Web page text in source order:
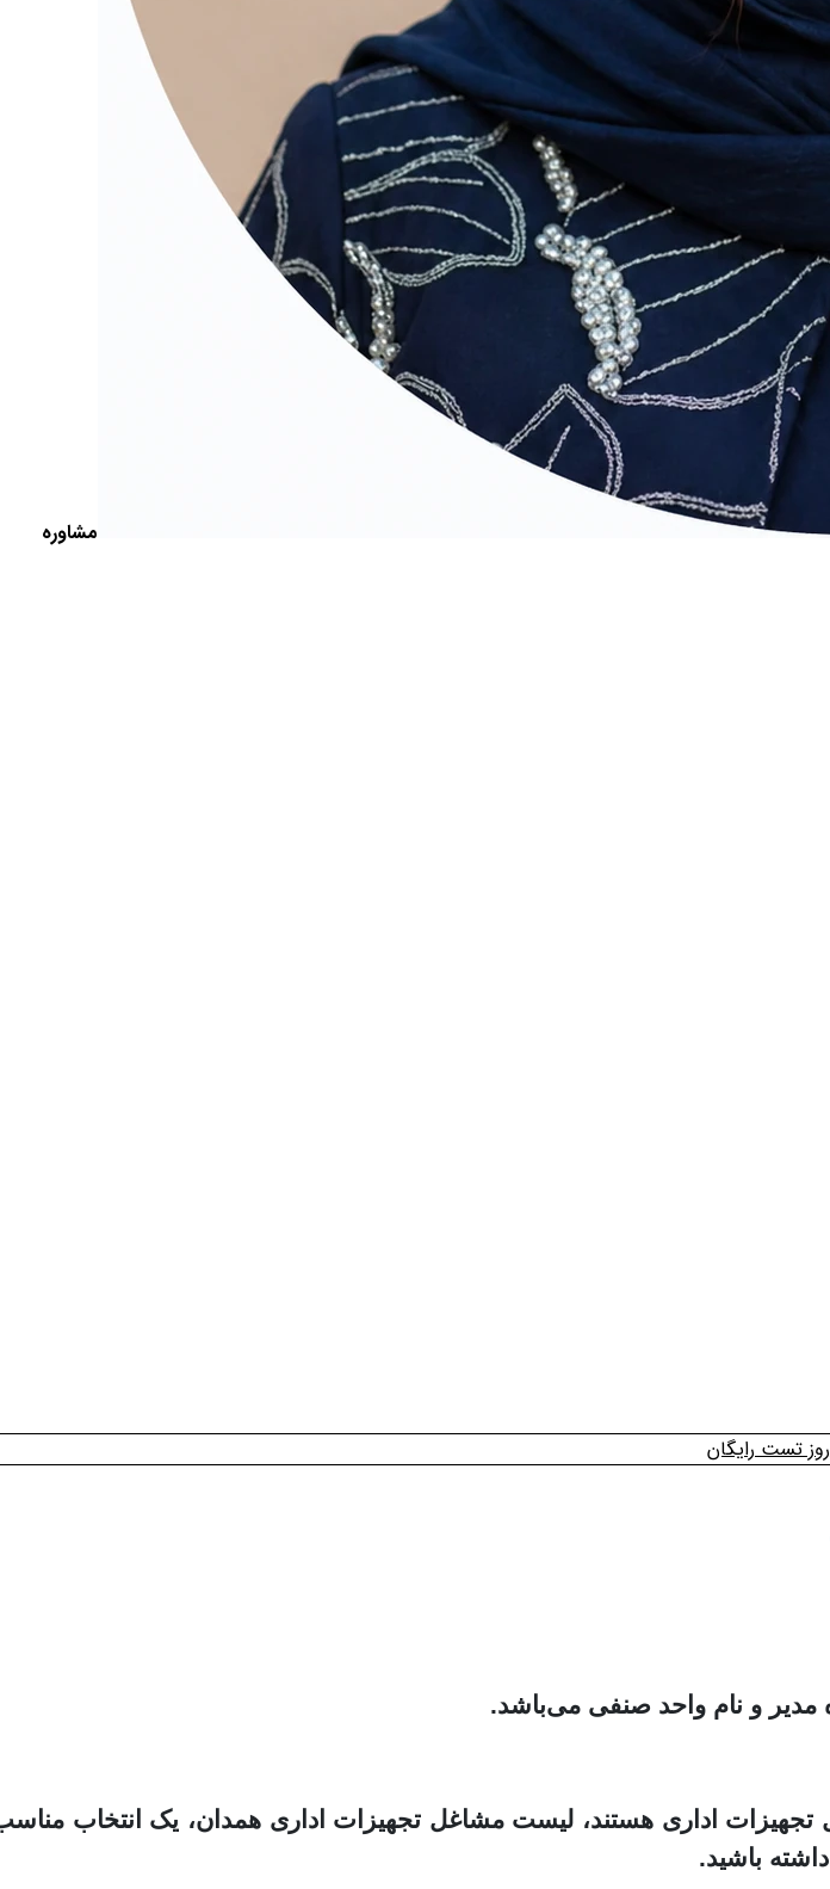
مشاوره
و نام واحد صنفی می‌باشد.
تجهیزات اداری هستند، لیست مشاغل تجهیزات اداری همدان، یک انتخاب
باشید.